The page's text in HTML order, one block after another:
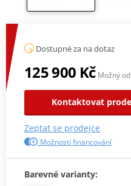
Dostupné za na dotaz
125 900 Kč Možný
Kontaktovat
Zeptat se prodejce
Možnosti financování
Barevné varianty: